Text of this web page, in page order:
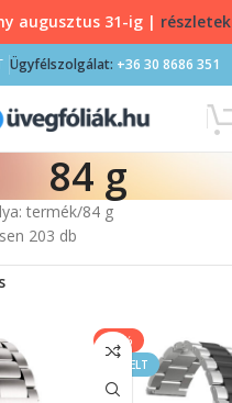
Ügyfélszolgálat: +36 30 8686 351
84 g
termék 84 g
203 db
-17%
KIEMELT
augusztus 31-ig | részletek